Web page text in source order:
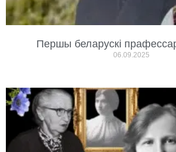
Першы беларускі
06.09.2025